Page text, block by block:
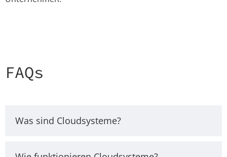
FAQs
Was sind Cloudsysteme?